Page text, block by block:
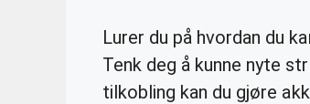
Lurer du på hvordan du
Tenk deg å kunne nyte
tilkobling kan du gjøre